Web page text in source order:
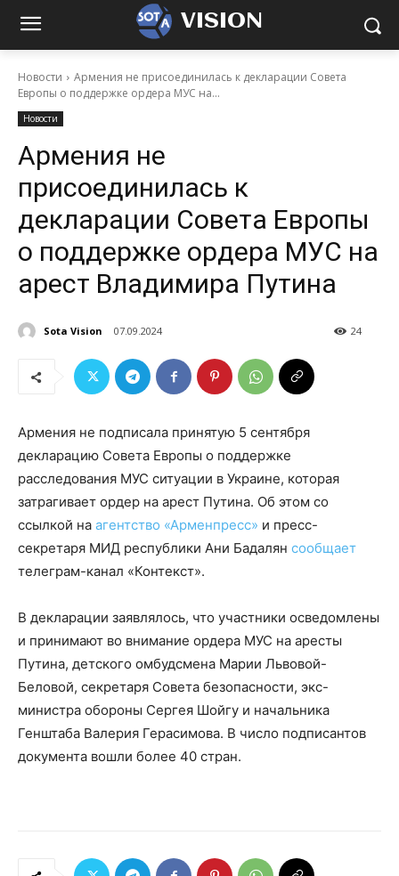
VISION
Новости
Армения не присоединилась к декларации Совета
Европы о поддержке ордера МУС на...
Новости
Армения не
присоединилась к
декларации Совета Европы
о поддержке ордера МУС на
арест Владимира Путина
Sota Vision 07.09.2024 24
Армения не подписала принятую 5 сентября
декларацию Совета Европы о поддержке
расследования МУС ситуации в Украине, которая
затрагивает ордер на арест Путина. Об этом со
ссылкой на агентство «Арменпресс» и пресс-
секретаря МИД республики Ани Бадалян сообщает
телеграм-канал «Контекст».
В декларации заявлялось, что участники осведомлены
и принимают во внимание ордера МУС на аресты
Путина, детского омбудсмена Марии Львовой-
Беловой, секретаря Совета безопасности, экс-
министра обороны Сергея Шойгу и начальника
Генштаба Валерия Герасимова. В число подписантов
документа вошли более 40 стран.